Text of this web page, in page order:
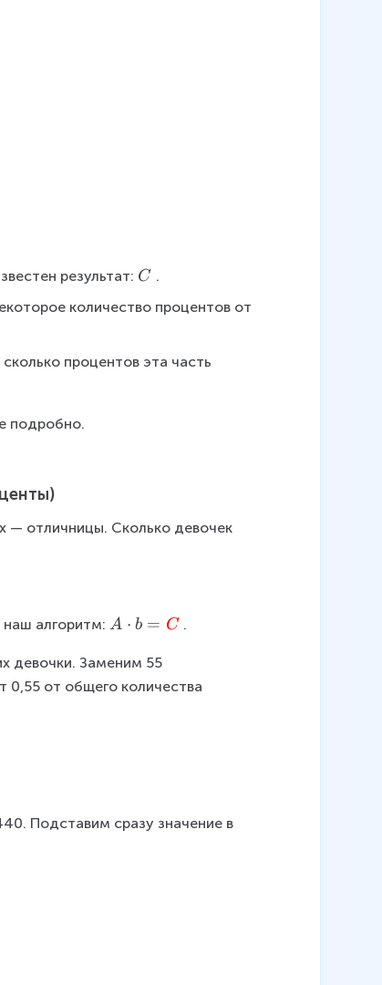
результат: \
C
C .
количество процентов от
процентов эта часть
подробно.
— отличницы. Сколько девочек
наш алгоритм: A
c
d
ol
A ⋅ b = C .
девочки. Заменим 55
0,55 от общего количества
Подставим сразу значение в